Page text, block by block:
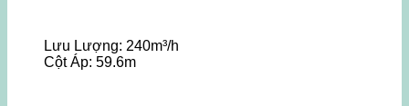
Lưu Lượng: 240m³/h
Cột Áp: 59.6m